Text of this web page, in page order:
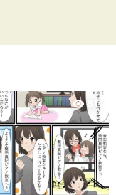
visibility 81